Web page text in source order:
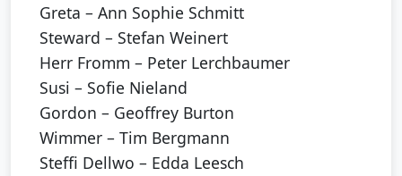
Greta – Ann Sophie Schmitt
Steward – Stefan Weinert
Herr Fromm – Peter Lerchbaumer
Susi – Sofie Nieland
Gordon – Geoffrey Burton
Wimmer – Tim Bergmann
Steffi Dellwo – Edda Leesch